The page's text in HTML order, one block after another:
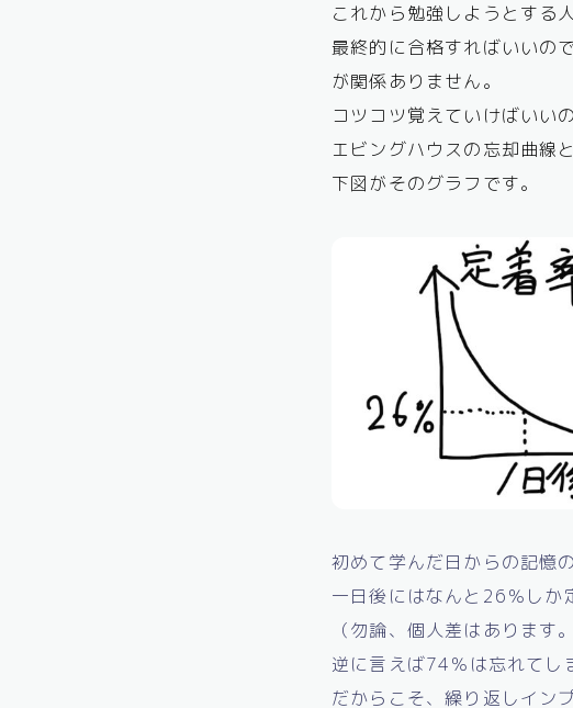
これから勉強しようとする
最終的に合格すればいいの
が関係ありません。
コツコツ覚えていけばいいの
エビングハウスの忘却曲線
下図がそのグラフです。
初めて学んだ日からの記憶
一日後にはなんと26％しか
（勿論、個人差はあります
逆に言えば74％は忘れてし
だからこそ、繰り返しイン